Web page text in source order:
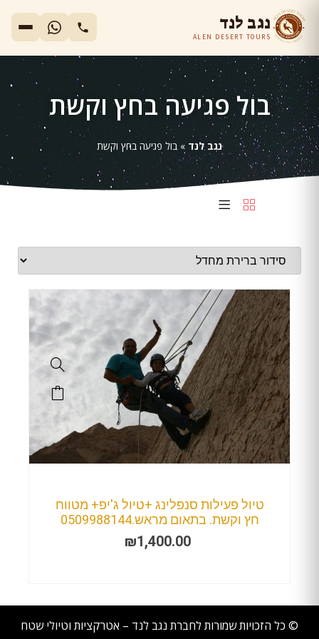
נגב לנד
ALEN DESERT TOURS
בול פגיעה בחץ וקשת
נגב לנד » בול פגיעה בחץ וקשת
טיול פעילות סנפלינג +טיול ג'יפ+ מטווח
חץ וקשת. בתאום מראש.0509988144
₪1,400.00
© כל הזכויות שמורות לחברת נגב לנד – אטרקציות וטיולי שטח